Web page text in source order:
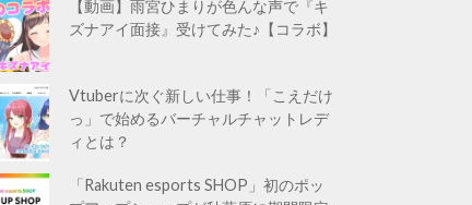
【動画】雨宮ひまりが色んな声で『キ
ズナアイ面接』受けてみた♪【コラボ】
Vtuberに次ぐ新しい仕事！「こえだけ
っ」で始めるバーチャルチャットレデ
ィとは？
「Rakuten esports SHOP」初のポッ